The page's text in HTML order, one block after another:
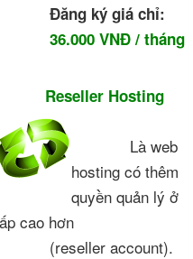
Đăng ký giá chỉ:
36.000 VNĐ / tháng
Reseller Hosting
Là web
hosting có thêm
quyền quản lý ở
cao hơn
(reseller account).